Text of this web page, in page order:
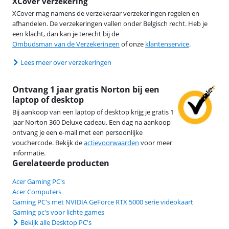
XCover mag namens de verzekeraar verzekeringen regelen en
afhandelen. De verzekeringen vallen onder Belgisch recht. Heb je
een klacht, dan kan je terecht bij de
Ombudsman van de Verzekeringen of onze klantenservice.
Lees meer over verzekeringen
Ontvang 1 jaar gratis Norton bij een
laptop of desktop
Bij aankoop van een laptop of desktop krijg je gratis 1
jaar Norton 360 Deluxe cadeau. Een dag na aankoop
ontvang je een e-mail met een persoonlijke
vouchercode. Bekijk deactievoorwaarden voor meer
informatie.
Gerelateerde producten
Acer Gaming PC's
Acer Computers
Gaming PC's met NVIDIA GeForce RTX 5000 serie videokaart
Gaming pc's voor lichte games
Bekijk alle Desktop PC's